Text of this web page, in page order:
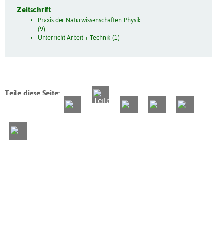
Zeitschrift
Praxis der Naturwissenschaften. Physik
(9)
Unterricht Arbeit + Technik (1)
Teile diese Seite: